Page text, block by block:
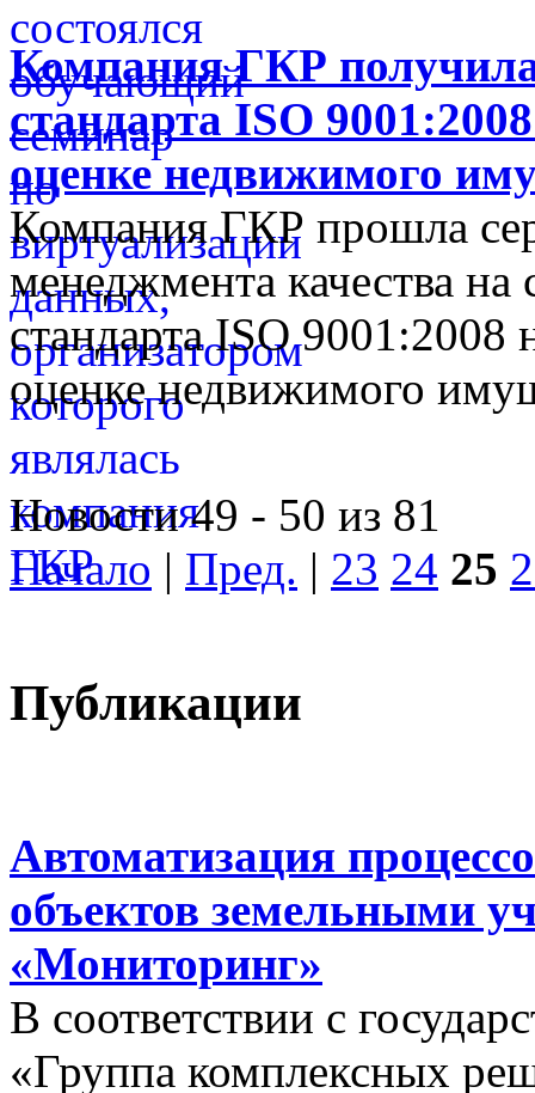
Компания ГКР
стандарта ISO
оценке недвижимого
Компания ГКР прошла
менеджмента качества на
стандарта ISO 9001:2008
оценке недвижимого
Новости 49 - 50 из 81
Начало | Пред. | 23 24 25
Публикации
Автоматизация
объектов земельными
«Мониторинг»
В соответствии с
«Группа комплексных